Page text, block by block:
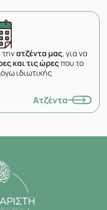
τηνατζέντα μας, για να
και τις ώρεςπου το
ιδιωτικής
Ατζέντα